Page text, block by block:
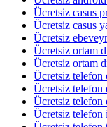
Ücretsiz casus
Ücretsiz casus
Ücretsiz
Ücretsiz ortam
Ücretsiz ortam
Ücretsiz telefon
Ücretsiz telefon
Ücretsiz telefon
Ücretsiz telefon